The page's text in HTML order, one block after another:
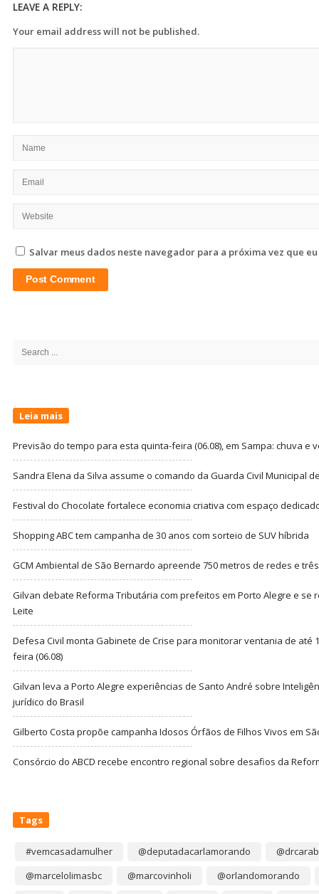
LEAVE A REPLY:
Your email address will not be published.
Salvar meus dados neste navegador para a próxima vez que
Search
Leia mais
Previsão do tempo para esta quinta-feira (06.08), em Sampa: chuva e
Sandra Elena da Silva assume o comando da Guarda Civil Municipal
Festival do Chocolate fortalece economia criativa com espaço
Shopping ABC tem campanha de 30 anos com sorteio de SUV híbrida
GCM Ambiental de São Bernardo apreende 750 metros de redes e
Gilvan debate Reforma Tributária com prefeitos em Porto Alegre e se
Leite
Defesa Civil monta Gabinete de Crise para monitorar ventania de até
feira (06.08)
Gilvan leva a Porto Alegre experiências de Santo André sobre
jurídico do Brasil
Gilberto Costa propõe campanha Idosos Órfãos de Filhos Vivos em
Consórcio do ABCD recebe encontro regional sobre desafios da
Tags
#vemcasadamulher @deputadacarlamorando
@marcelolimasbc
@marcovinholi
@orlandomorando